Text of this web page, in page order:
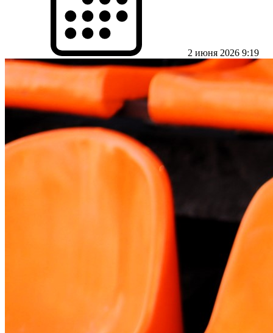
2 июня 2026 9:19